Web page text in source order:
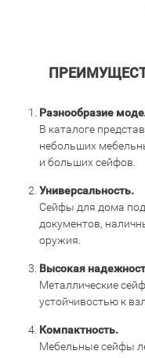
Разнообразие
В каталоге
небольших
и больших сейфов.
Универсальность.
Сейфы для дома
документов,
оружия.
Высокая
Металлические
устойчивостью к
Компактность.
Мебельные сейфы